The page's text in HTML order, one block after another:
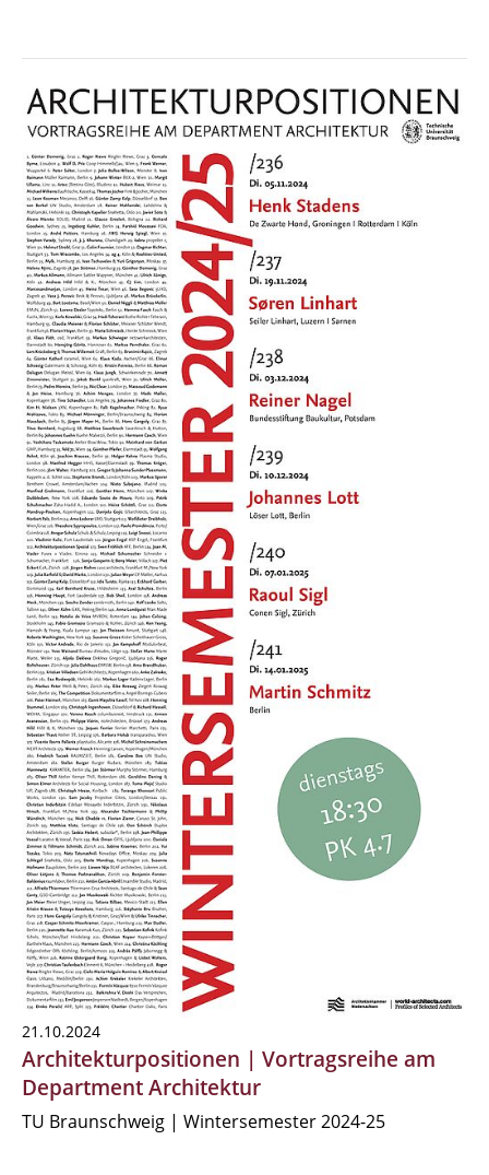
21.10.2024
Architekturpositionen | Vortragsreihe am
Department Architektur
TU Braunschweig | Wintersemester 2024-25